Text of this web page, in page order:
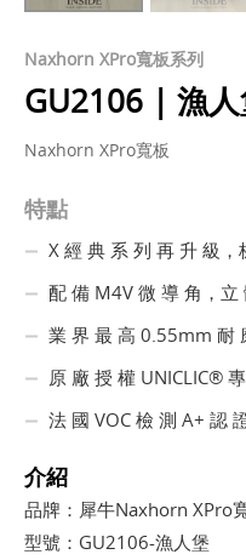
Naxhorn XPro寬板系列
GU2106 | 漁
Naxhorn XPro寬板
特點
X 經 典 系 列 再 升 級
配 備 M4V 微 導 角，立
業 界 最 高 0.55mm 耐
原 廠 授 權 UNICLIC®
法 國 VOC 檢 測 A+ 認
介紹
品牌：犀牛Naxhorn XPro
型號：GU2106-漁人堡